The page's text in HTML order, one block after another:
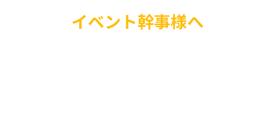
イベント幹事様へ